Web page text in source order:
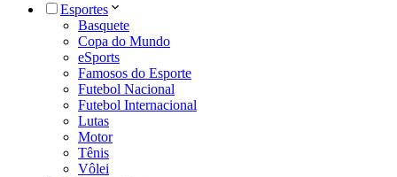
Esportes
Basquete
Copa do Mundo
eSports
Famosos do Esporte
Futebol Nacional
Futebol Internacional
Lutas
Motor
Tênis
Vôlei